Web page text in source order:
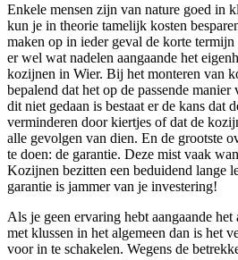
Enkele mensen zijn van nature goed in
kun je in theorie tamelijk kosten
maken op in ieder geval de korte
er wel wat nadelen aangaande het
kozijnen in Wier. Bij het monteren van
bepalend dat het op de passende
dit niet gedaan is bestaat er de kans dat
verminderen door kiertjes of dat de
alle gevolgen van dien. En de grootste
te doen: de garantie. Deze mist vaak
Kozijnen bezitten een beduidend lange
garantie is jammer van je investering!
Als je geen ervaring hebt aangaande
met klussen in het algemeen dan is het
voor in te schakelen. Wegens de